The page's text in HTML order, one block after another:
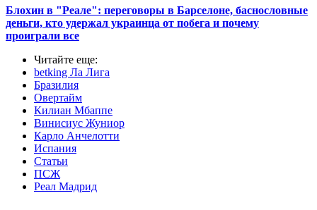
Блохин в "Реале": переговоры в Барселоне, баснословные
деньги, кто удержал украинца от побега и почему
проиграли все
Читайте еще:
betking Ла Лига
Бразилия
Овертайм
Килиан Мбаппе
Винисиус Жуниор
Карло Анчелотти
Испания
Статьи
ПСЖ
Реал Мадрид